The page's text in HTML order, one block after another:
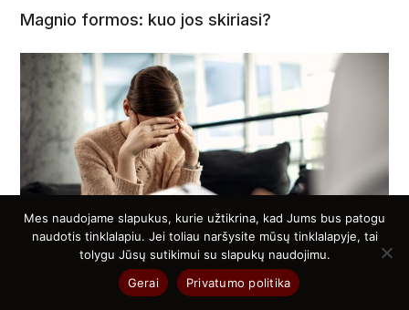
Magnio formos: kuo jos skiriasi?
Mes naudojame slapukus, kurie užtikrina, kad Jums bus patogu
naudotis tinklalapiu. Jei toliau naršysite mūsų tinklalapyje, tai
tolygu Jūsų sutikimui su slapukų naudojimu.
Gerai
Privatumo politika